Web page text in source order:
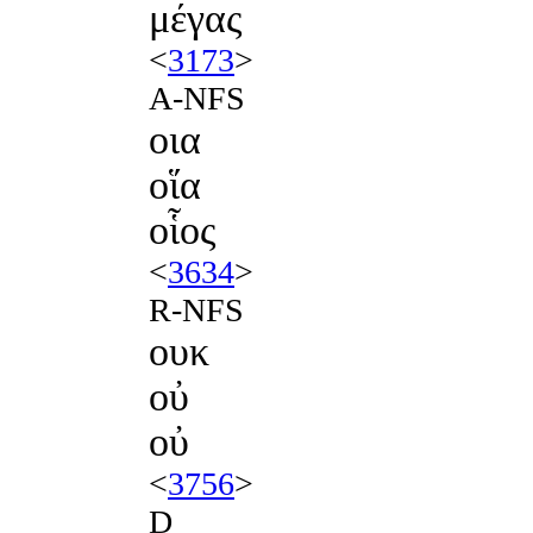
μέγας
<3173>
A-NFS
οια
οἵα
οἷος
<3634>
R-NFS
ουκ
οὐ
οὐ
<3756>
D